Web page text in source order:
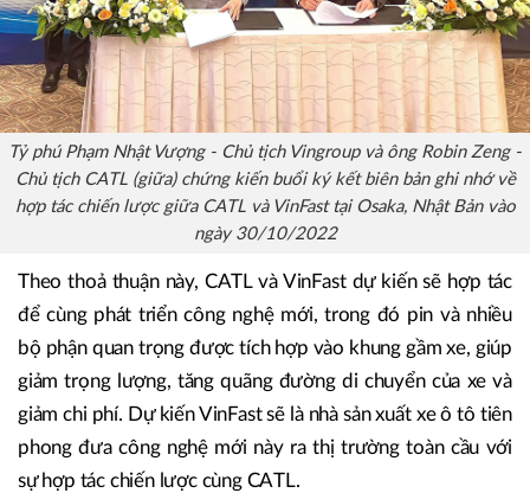
Tỷ phú Phạm Nhật Vượng - Chủ tịch Vingroup và ông Robin Zeng -
Chủ tịch CATL (giữa) chứng kiến buổi ký kết biên bản ghi nhớ về
hợp tác chiến lược giữa CATL và VinFast tại Osaka, Nhật Bản vào
ngày 30/10/2022
Theo thoả thuận này, CATL và VinFast dự kiến sẽ hợp tác
để cùng phát triển công nghệ mới, trong đó pin và nhiều
bộ phận quan trọng được tích hợp vào khung gầm xe, giúp
giảm trọng lượng, tăng quãng đường di chuyển của xe và
giảm chi phí. Dự kiến VinFast sẽ là nhà sản xuất xe ô tô tiên
phong đưa công nghệ mới này ra thị trường toàn cầu với
sự hợp tác chiến lược cùng CATL.